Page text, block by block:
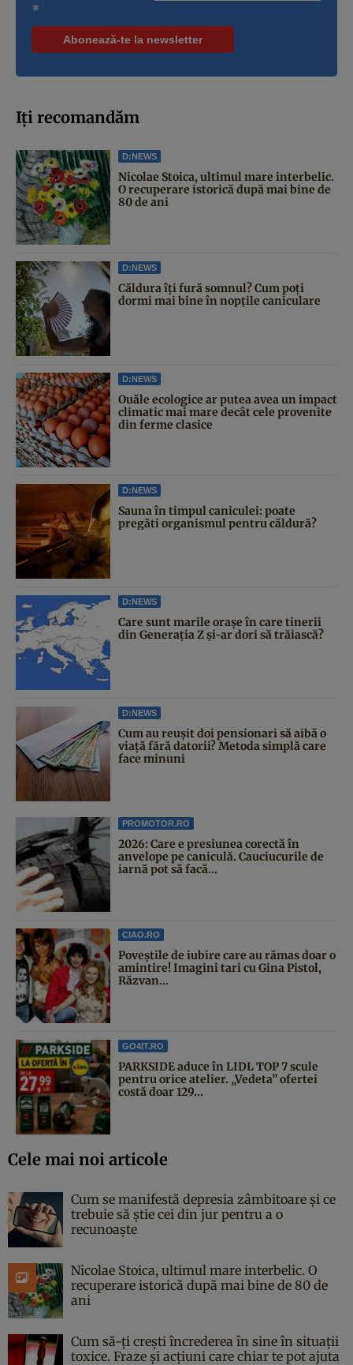
*
Iți recomandăm
D:NEWS
Nicolae Stoica, ultimul mare interbelic.
O recuperare istorică după mai bine de
80 de ani
D:NEWS
Căldura îți fură somnul? Cum poți
dormi mai bine în nopțile caniculare
D:NEWS
Ouăle ecologice ar putea avea un impact
climatic mai mare decât cele provenite
din ferme clasice
D:NEWS
Sauna în timpul caniculei: poate
pregăti organismul pentru căldură?
D:NEWS
Care sunt marile orașe în care tinerii
din Generația Z și-ar dori să trăiască?
D:NEWS
Cum au reușit doi pensionari să aibă o
viață fără datorii? Metoda simplă care
face minuni
PROMOTOR.RO
2026: Care e presiunea corectă în
anvelope pe caniculă. Cauciucurile de
iarnă pot să facă...
CIAO.RO
Poveştile de iubire care au rămas doar o
amintire! Imagini tari cu Gina Pistol,
Răzvan...
GO4IT.RO
PARKSIDE aduce în LIDL TOP 7 scule
pentru orice atelier. „Vedeta” ofertei
costă doar 129...
Cele mai noi articole
Cum se manifestă depresia zâmbitoare și ce
trebuie să știe cei din jur pentru a o
recunoaște
Nicolae Stoica, ultimul mare interbelic. O
recuperare istorică după mai bine de 80 de
ani
Cum să-ți crești încrederea în sine în situații
toxice. Fraze și acțiuni care chiar te pot ajuta